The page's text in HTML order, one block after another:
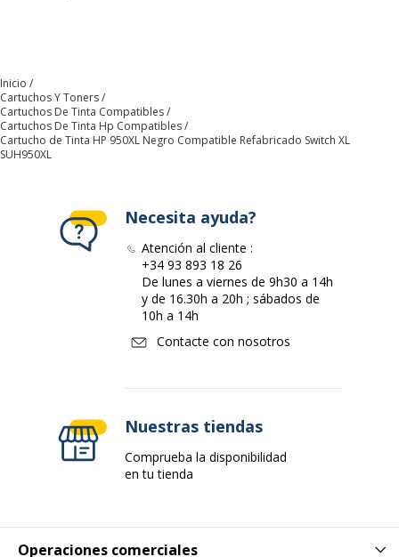
Inicio
Cartuchos Y Toners
Cartuchos De Tinta Compatibles
Cartuchos De Tinta Hp Compatibles
Cartucho de Tinta HP 950XL Negro Compatible Refabricado Switch XL
SUH950XL
Operaciones comerciales
Necesita ayuda?
Atención al cliente :
+34 93 893 18 26
De lunes a viernes de 9h30 a 14h
y de 16.30h a 20h ; sábados de
10h a 14h
Contacte con nosotros
Nuestras tiendas
Comprueba la disponibilidad
en tu tienda